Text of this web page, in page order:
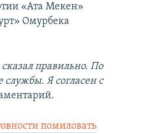
«Ата Мекен»
Омурбека
правильно. По
службы. Я согласен с
помиловать